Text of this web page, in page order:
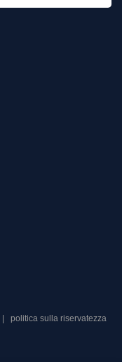
|
politica sulla riservatezza